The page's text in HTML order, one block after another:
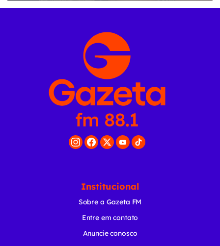
Institucional
Sobre a Gazeta FM
Entre em contato
Anuncie conosco